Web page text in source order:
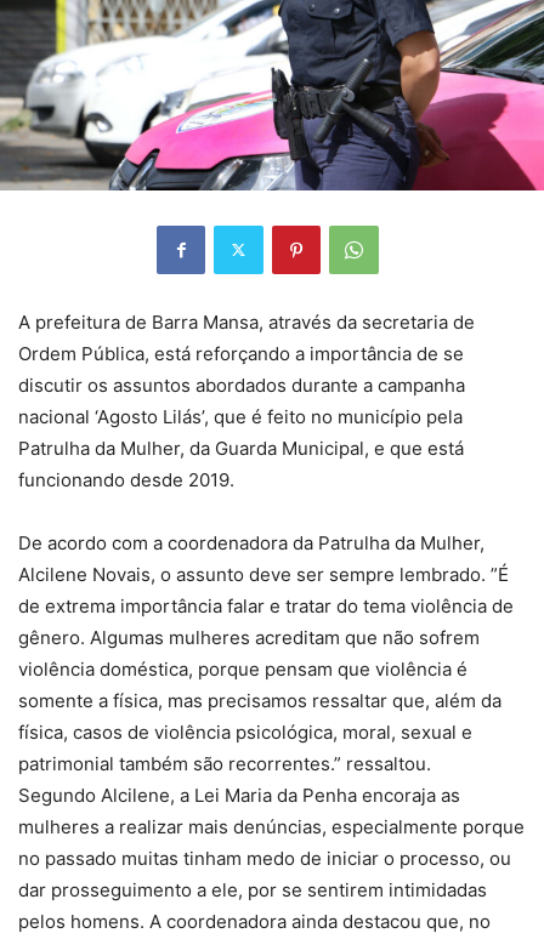
A prefeitura de Barra Mansa, através da secretaria de
Ordem Pública, está reforçando a importância de se
discutir os assuntos abordados durante a campanha
nacional ‘Agosto Lilás’, que é feito no município pela
Patrulha da Mulher, da Guarda Municipal, e que está
funcionando desde 2019.
De acordo com a coordenadora da Patrulha da Mulher,
Alcilene Novais, o assunto deve ser sempre lembrado. ”É
de extrema importância falar e tratar do tema violência de
gênero. Algumas mulheres acreditam que não sofrem
violência doméstica, porque pensam que violência é
somente a física, mas precisamos ressaltar que, além da
física, casos de violência psicológica, moral, sexual e
patrimonial também são recorrentes.” ressaltou.
Segundo Alcilene, a Lei Maria da Penha encoraja as
mulheres a realizar mais denúncias, especialmente porque
no passado muitas tinham medo de iniciar o processo, ou
dar prosseguimento a ele, por se sentirem intimidadas
pelos homens. A coordenadora ainda destacou que, no